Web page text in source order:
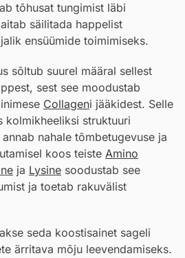
tõhusat tungimist läbi
säilitada happelist
ensüümide toimimiseks.
sõltub suurel määral sellest
sest see moodustab
Collageni jääkidest. Selle
kolmikheeliksi struktuuri
nahale tõmbetugevuse ja
koos teiste Amino
ja Lysine soodustab see
ja toetab rakuvälist
seda koostisainet sageli
ärritava mõju leevendamiseks.